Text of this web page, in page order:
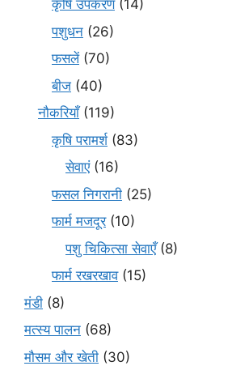
कृषि उपकरण(14)
पशुधन (26)
फसलें(70)
बीज (40)
नौकरियाँ(119)
कृषि परामर्श(83)
सेवाएं(16)
फसल निगरानी (25)
फार्म मजदूर(10)
पशु चिकित्सा सेवाएँ(8)
फार्म रखरखाव(15)
मंडी (8)
मत्स्य पालन (68)
मौसम और खेती (30)